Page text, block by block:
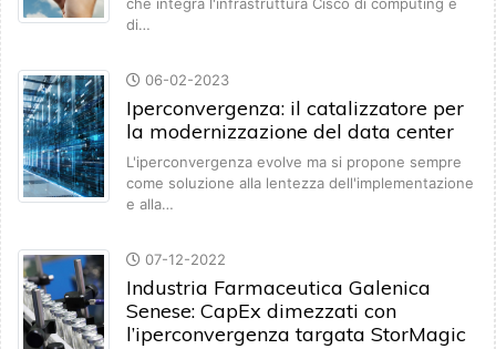
di…
06-02-2023
Iperconvergenza: il catalizzatore per
la modernizzazione del data center
L'iperconvergenza evolve ma si propone sempre
come soluzione alla lentezza dell'implementazione
e alla…
07-12-2022
Industria Farmaceutica Galenica
Senese: CapEx dimezzati con
l’iperconvergenza targata StorMagic